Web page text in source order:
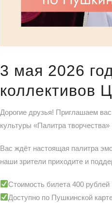
3 мая 2026
коллективов
Дорогие друзья! Приглашаем
культуры «Палитра творчества»
Вас ждёт настоящая палитра
наши зрители приходите и
Стоимость билета 400 рублей
Доступно по Пушкинской